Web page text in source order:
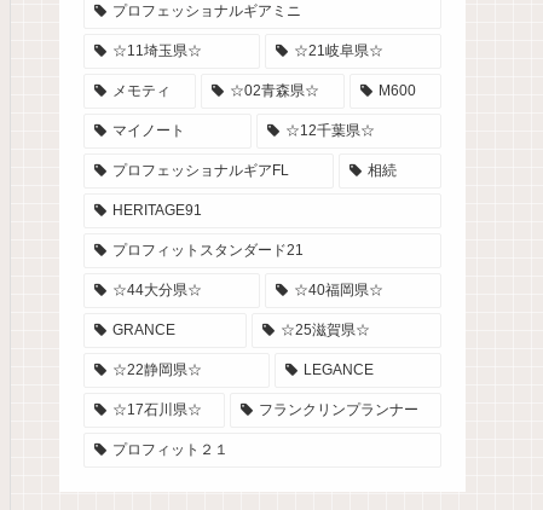
プロフェッショナルギアミニ
☆11埼玉県☆ ☆21岐阜県☆
メモティ ☆02青森県☆ M600
マイノート ☆12千葉県☆
プロフェッショナルギアFL 相続
HERITAGE91
プロフィットスタンダード21
☆44大分県☆ ☆40福岡県☆
GRANCE ☆25滋賀県☆
☆22静岡県☆ LEGANCE
☆17石川県☆ フランクリンプランナー
プロフィット２１